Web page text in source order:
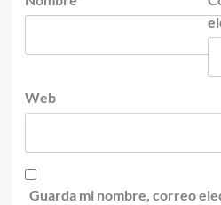
Web
Guarda mi nombre, correo